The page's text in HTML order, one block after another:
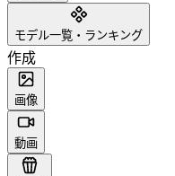
モデル一覧・ランキング
作成
画像
動画